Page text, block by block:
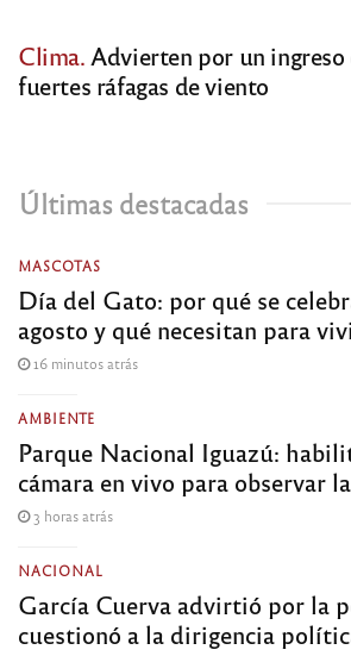
Clima. Advierten por un ingreso
fuertes ráfagas de viento
Últimas destacadas
MASCOTAS
Día del Gato: por qué se
agosto y qué necesitan para
16 minutos atrás
AMBIENTE
Parque Nacional Iguazú:
cámara en vivo para observar
3 horas atrás
NACIONAL
García Cuerva advirtió por la
cuestionó a la dirigencia